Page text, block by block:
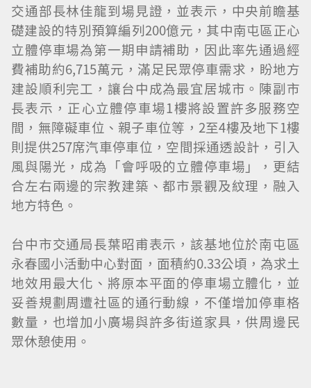
交通部長林佳龍到場見證，並表示，中央前瞻基
礎建設的特別預算編列200億元，其中南屯區正心
立體停車場為第一期申請補助，因此率先通過經
費補助約6,715萬元，滿足民眾停車需求，盼地方
建設順利完工，讓台中成為最宜居城市。陳副市
長表示，正心立體停車場1樓將設置許多服務空
間，無障礙車位、親子車位等，2至4樓及地下1樓
則提供257席汽車停車位，空間採通透設計，引入
風與陽光，成為「會呼吸的立體停車場」，更結
合左右兩邊的宗教建築、都市景觀及紋理，融入
地方特色。
台中市交通局長葉昭甫表示，該基地位於南屯區
永春國小活動中心對面，面積約0.33公頃，為求土
地效用最大化、將原本平面的停車場立體化，並
妥善規劃周遭社區的通行動線，不僅增加停車格
數量，也增加小廣場與許多街道家具，供周邊民
眾休憩使用。